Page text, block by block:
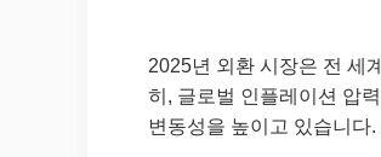
2025년 외환 시장은 전 세
히, 글로벌 인플레이션 압
변동성을 높이고 있습니다